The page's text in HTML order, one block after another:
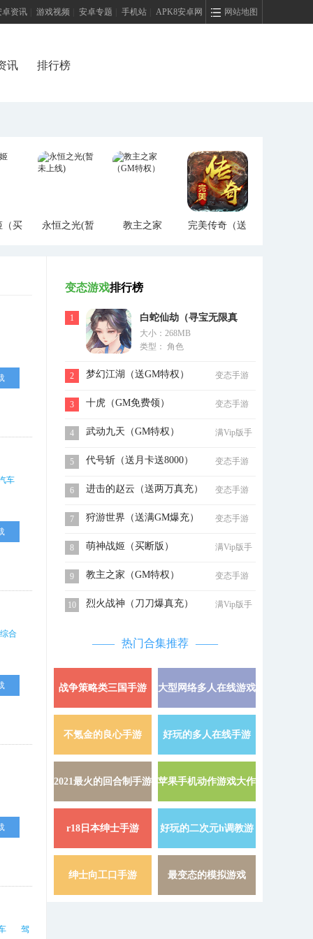
网站地图
卓资讯 游戏视频 安卓专题 手机站 APK8安卓网
讯 排行榜
（买
永恒之光(暂
教主之家
完美传奇（送
车
综合
驾
变态游戏排行榜
1
白蛇仙劫（寻宝无限真
充）
大小：268MB
类型： 角色
2 梦幻江湖（送GM特权） 变态手游
3 十虎（GM免费领） 变态手游
4 武动九天（GM特权）
满Vip版手
5
代号斩（送月卡送8000） 变态手游
6 进击的赵云（送两万真充） 变态手游
7 狩游世界（送满GM爆充） 变态手游
8 萌神战姬（买断版）
满Vip版手
9
教主之家（GM特权） 变态手游
10 烈火战神（刀刀爆真充）
满Vip版手
热门合集推荐
战争策略类三国手游 详情 »
大型网络多人在线游戏
不氪金的良心手游 详情 »
好玩的多人在线手游
2021最火的回合制手游 详情 »
苹果手机动作游戏大作
r18日本绅士手游 详情 »
好玩的二次元h调教游
戏
绅士向工口手游 详情 »
最变态的模拟游戏